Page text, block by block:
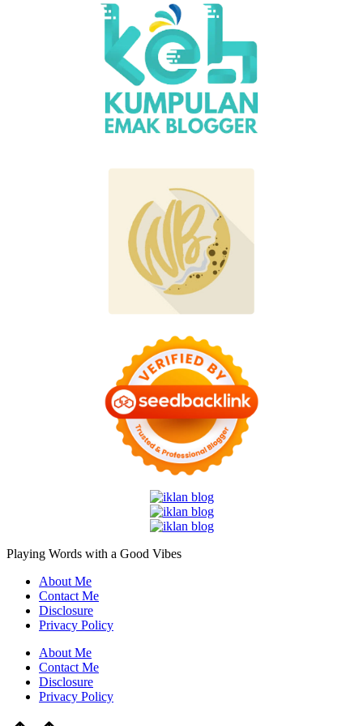
Playing Words with a Good Vibes
About Me
Contact Me
Disclosure
Privacy Policy
About Me
Contact Me
Disclosure
Privacy Policy